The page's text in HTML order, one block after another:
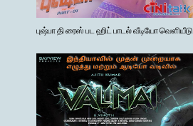
புஷ்பா தி ரைஸ் பட ஹிட் பாடல் வீடியோ வெளியீடு